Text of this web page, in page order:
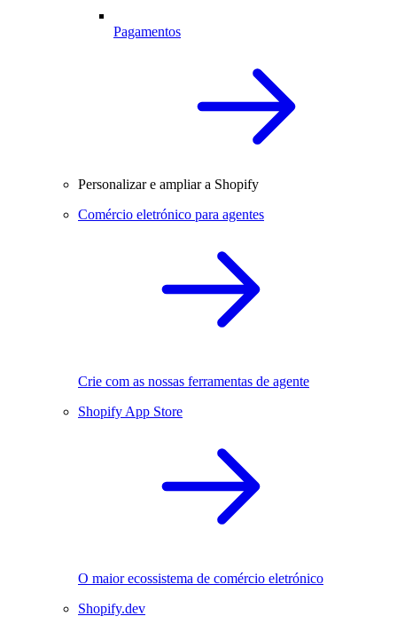
Pagamentos
Personalizar e ampliar a Shopify
Comércio eletrónico para agentes
Crie com as nossas ferramentas de agente
Shopify App Store
O maior ecossistema de comércio eletrónico
Shopify.dev